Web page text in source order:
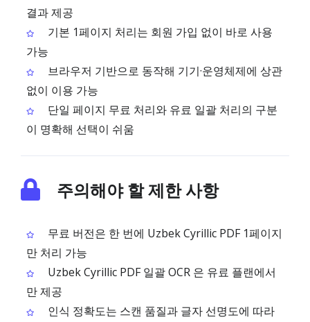
결과 제공
기본 1페이지 처리는 회원 가입 없이 바로 사용
가능
브라우저 기반으로 동작해 기기·운영체제에 상관
없이 이용 가능
단일 페이지 무료 처리와 유료 일괄 처리의 구분
이 명확해 선택이 쉬움
주의해야 할 제한 사항
무료 버전은 한 번에 Uzbek Cyrillic PDF 1페이지
만 처리 가능
Uzbek Cyrillic PDF 일괄 OCR 은 유료 플랜에서
만 제공
인식 정확도는 스캔 품질과 글자 선명도에 따라